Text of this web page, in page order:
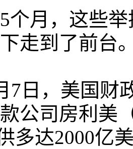
个月，这些
走到了前台
7日，美国财
公司房利美
多达2000亿